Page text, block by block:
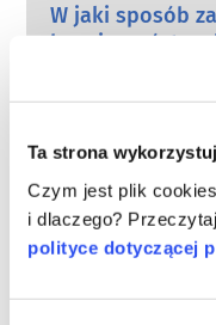
Ta strona
Czym jest plik
i dlaczego?
polityce dotyczącej
W jaki sposób
bezpieczeństwo
oraz krajowe i
bezpieczeństwo
czytaj więcej
Co należy
zaburzających
(ED)?
kosmetykach